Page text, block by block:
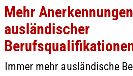
Mehr Anerkennungen
ausländischer
Immer mehr ausländische